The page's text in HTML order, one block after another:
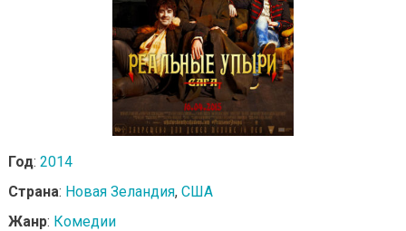
Год: 2014
Страна: Новая Зеландия, США
Жанр: Комедии